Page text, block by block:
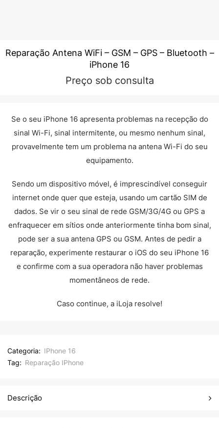
Reparação Antena WiFi – GSM – GPS – Bluetooth –
iPhone 16
Preço sob consulta
Se o seu iPhone 16 apresenta problemas na recepção do
sinal Wi-Fi, sinal intermitente, ou mesmo nenhum sinal,
provavelmente tem um problema na antena Wi-Fi do seu
equipamento.
Sendo um dispositivo móvel, é imprescindível conseguir
internet onde quer que esteja, usando um cartão SIM de
dados. Se vir o seu sinal de rede GSM/3G/4G ou GPS a
enfraquecer em sítios onde anteriormente tinha bom sinal,
pode ser a sua antena GPS ou GSM. Antes de pedir a
reparação, experimente restaurar o iOS do seu iPhone 16
e confirme com a sua operadora não haver problemas
momentâneos de rede.
Caso continue, a iLoja resolve!
Categoria: IPhone 16
Tag: Reparação IPhone
Descrição